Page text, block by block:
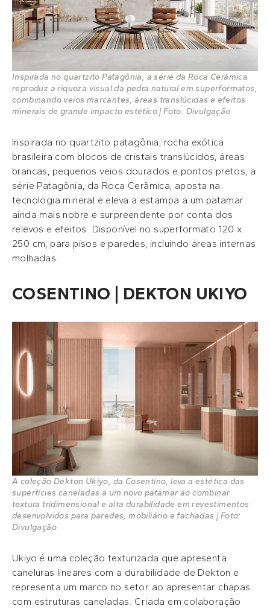
Inspirada no quartzito Patagônia, a série da Roca Cerámica
reproduz a riqueza visual da pedra natural em superformatos,
combinando veios marcantes, áreas translúcidas e efeitos
minerais de grande impacto estético | Foto: Divulgação
Inspirada no quartzito patagônia, rocha exótica
brasileira com blocos de cristais translúcidos, áreas
brancas, pequenos veios dourados e pontos pretos, a
série Patagônia, da Roca Cerâmica, aposta na
tecnologia mineral e eleva a estampa a um patamar
ainda mais nobre e surpreendente por conta dos
relevos e efeitos. Disponível no superformato 120 x
250 cm, para pisos e paredes, incluindo áreas internas
molhadas.
COSENTINO | DEKTON UKIYO
A coleção Dekton Ukiyo, da Cosentino, leva a estética das
superfícies caneladas a um novo patamar ao combinar
textura tridimensional e alta durabilidade em revestimentos
desenvolvidos para paredes, mobiliário e fachadas | Foto:
Divulgação
Ukiyo é uma coleção texturizada que apresenta
caneluras lineares com a durabilidade de Dekton e
representa um marco no setor ao apresentar chapas
com estruturas caneladas. Criada em colaboração